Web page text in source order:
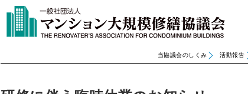
当協議会のしくみ 活動報告